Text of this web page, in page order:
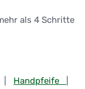
als 4 Schritte
Handpfeife